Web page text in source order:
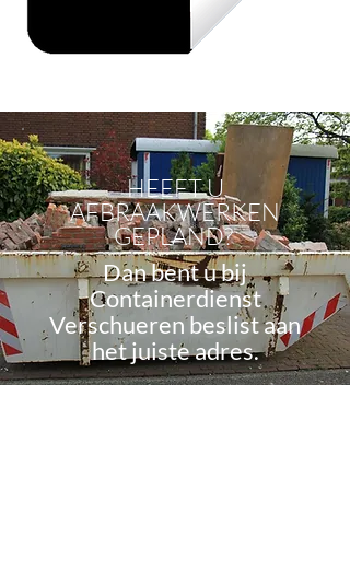
HEEFT U
AFBRAAKWERKEN
GEPLAND?
Dan bent u bij
Containerdienst
Verschueren beslist aan
het juiste adres.